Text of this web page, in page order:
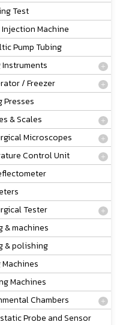
Test
Machine
Pump Tubing
/ Freezer
Presses
& Scales
Microscopes
Control Unit
Tester
& machines
& polishing
Machines
Chambers
Probe and Sensor